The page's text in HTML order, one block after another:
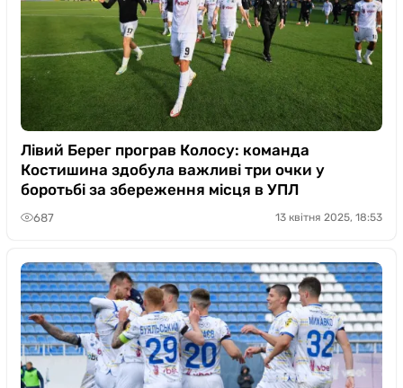
Лівий Берег програв Колосу: команда
Костишина здобула важливі три очки у
боротьбі за збереження місця в УПЛ
687 13 квітня 2025, 18:53